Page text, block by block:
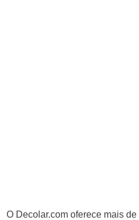
O Decolar.com oferece mais de